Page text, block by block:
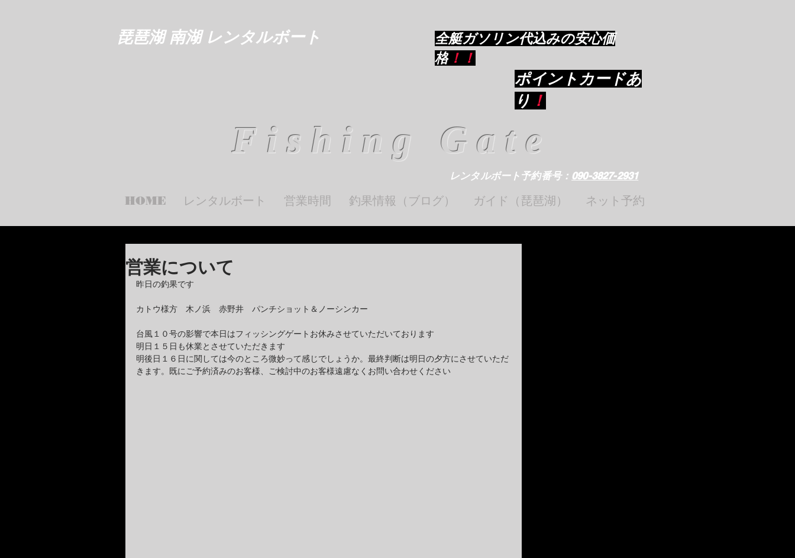
琵琶湖 南湖 レンタルボート
​全艇ガソリン代込みの安心価
格 ！！
ポイントカードあ
り ！
Fishing Gate
レンタルボート予約番号： 090-3827-2931
HOME レンタルボート 営業時間 釣果情報（ブログ） ガイド（琵琶湖） ネット予約
営業について
昨日の釣果です
カトウ様方　木ノ浜　赤野井　パンチショット＆ノーシンカー
台風１０号の影響で本日はフィッシングゲートお休みさせていただいております
明日１５日も休業とさせていただきます
明後日１６日に関しては今のところ微妙って感じでしょうか。最終判断は明日の夕方にさせていただ
きます。既にご予約済みのお客様、ご検討中のお客様遠慮なくお問い合わせください